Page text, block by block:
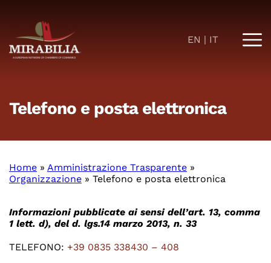
EN IT
Telefono e posta elettronica
Home » Amministrazione Trasparente »
Organizzazione » Telefono e posta elettronica
Informazioni pubblicate ai sensi dell’art. 13, comma
1 lett. d), del d. lgs.14 marzo 2013, n. 33
TELEFONO: +39 0835 338430 – 408